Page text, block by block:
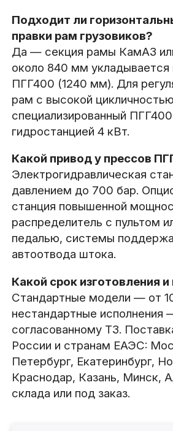
Подходит ли
правки рам грузовиков?
Да — секция рамы КамАЗ
около 840 мм укладывается
ПГГ400 (1240 мм). Для
рам с высокой
специализированный
гидростанцией 4 кВт.
Какой привод у прессов
Электрогидравлическая
давлением до 700 бар.
станция повышенной
распределитель с пультом
педалью, системы
автоотвода штока.
Какой срок изготовления и
Стандартные модели — от
нестандартные исполнения
согласованному ТЗ.
России и странам ЕАЭС:
Петербург, Екатеринбург,
Краснодар, Казань, Минск,
склада или под заказ.